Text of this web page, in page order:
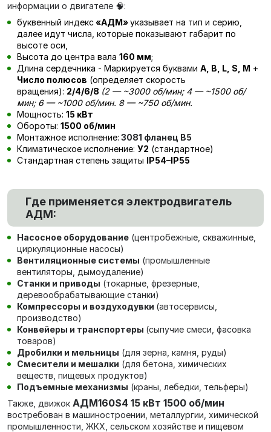
информации о двигателе 🧠:
буквенный индекс «АДМ»указывает на тип и серию,
далее идут числа, которые показывают габарит по
высоте оси,
Высота до центра вала 160 мм;
Длина сердечника - Маркируется буквами А, В, L, S, М +
Число полюсов (определяет скорость
вращения): 2/4/6/8 (2— ~3000 об/мин; 4 — ~1500 об/
мин; 6 — ~1000 об/мин. 8 — ~750 об/мин.
Мощность: 15 кВт
Обороты: 1500 об/мин
Монтажное исполнение: 3081 фланец В5
Климатическое исполнение: У2 (стандартное)
Стандартная степень защиты IP54–IP55
Где применяется электродвигатель
АДМ:
Насосное оборудование (центробежные, скважинные,
циркуляционные насосы)
Вентиляционные системы (промышленные
вентиляторы, дымоудаление)
Станки и приводы (токарные, фрезерные,
деревообрабатывающие станки)
Компрессоры и воздуходувки (автосервисы,
производство)
Конвейеры и транспортеры (сыпучие смеси, фасовка
товаров)
Дробилки и мельницы (для зерна, камня, руды)
Смесители и мешалки (для бетона, химических
веществ, пищевых продуктов)
Подъемные механизмы (краны, лебедки, тельферы)
Также, движок АДМ160S4 15 кВт 1500 об/мин
востребован в машиностроении, металлургии, химической
промышленности, ЖКХ, сельском хозяйстве и пищевом